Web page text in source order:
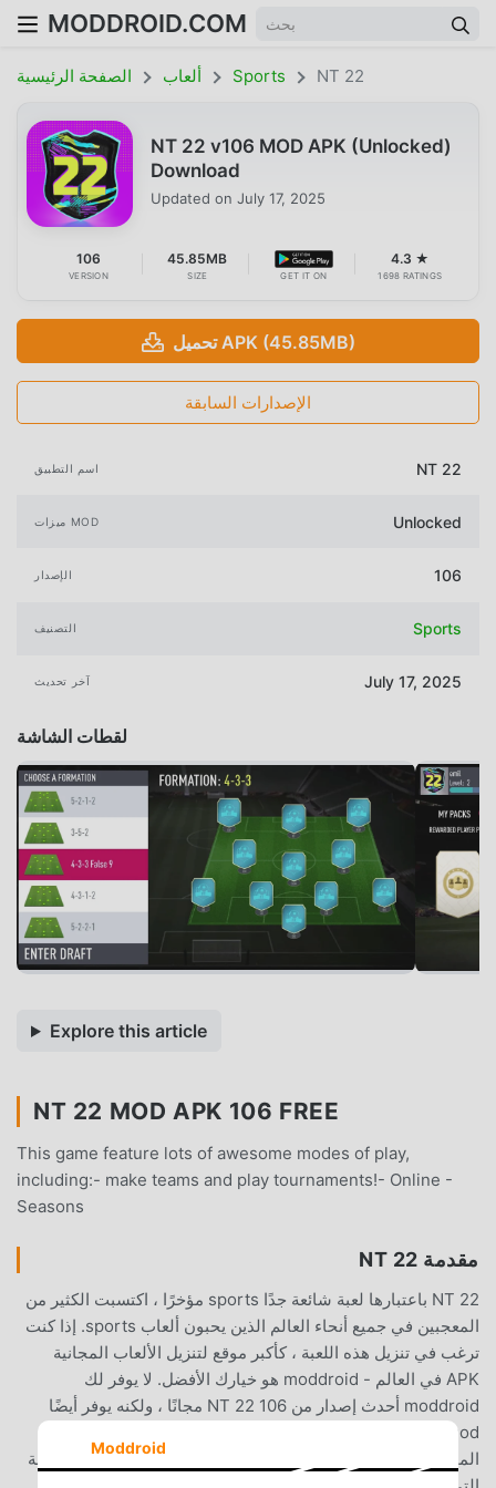
MODDROID.COM
الصفحة الرئيسية ألعاب Sports NT 22
NT 22 v106 MOD APK (Unlocked)
Download
Updated on July 17, 2025
106
VERSION
45.85MB
SIZE GET IT ON
4.3 ★
1698 RATINGS
تحميل APK (45.85MB)
الإصدارات السابقة
اسم التطبيق NT 22
ميزات MOD Unlocked
الإصدار 106
التصنيف Sports
آخر تحديث July 17, 2025
لقطات الشاشة
Explore this article
NT 22 MOD APK 106 FREE
This game feature lots of awesome modes of play,
including:- make teams and play tournaments!- Online -
Seasons
مقدمة NT 22
NT 22 باعتبارها لعبة شائعة جدًا sports مؤخرًا ، اكتسبت الكثير من
المعجبين في جميع أنحاء العالم الذين يحبون ألعاب sports. إذا كنت
ترغب في تنزيل هذه اللعبة ، كأكبر موقع لتنزيل الألعاب المجانية
APK في العالم - moddroid هو خيارك الأفضل. لا يوفر لك
moddroid أحدث إصدار من NT 22 106 مجانًا ، ولكنه يوفر أيضًا
المتكررة في اللعبة ، حتى تتمكن من التركيز على الاستمتاع بالبهجة
Moddroid